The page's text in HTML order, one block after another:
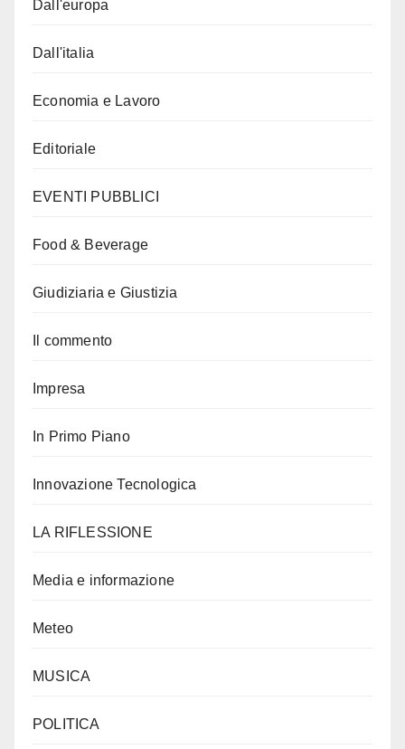
Dall'europa
Dall'italia
Economia e Lavoro
Editoriale
EVENTI PUBBLICI
Food & Beverage
Giudiziaria e Giustizia
Il commento
Impresa
In Primo Piano
Innovazione Tecnologica
LA RIFLESSIONE
Media e informazione
Meteo
MUSICA
POLITICA